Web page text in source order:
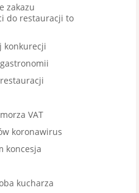
zakazu
do restauracji to
konkurecji
VAT
koronawirus
koncesja
kucharza